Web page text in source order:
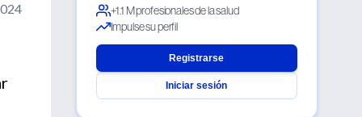
+1.1 M profesionales de la salud
Impulse su perfil
Registrarse
Iniciar sesión